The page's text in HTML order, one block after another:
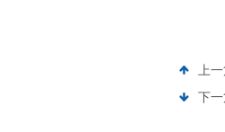
上
下